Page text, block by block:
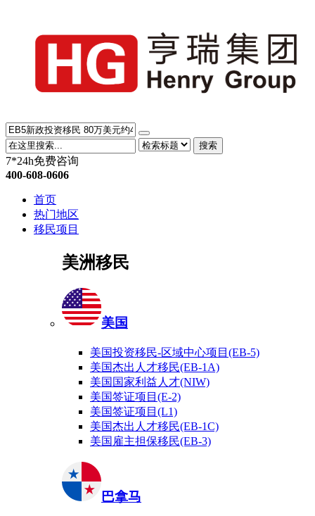
搜索
7*24h免费咨询
400-608-0606
首页
热门地区
移民项目
美洲移民
美国
美国投资移民-区域中心项目(EB-5)
美国杰出人才移民(EB-1A)
美国国家利益人才(NIW)
美国签证项目(E-2)
美国签证项目(L1)
美国杰出人才移民(EB-1C)
美国雇主担保移民(EB-3)
巴拿马